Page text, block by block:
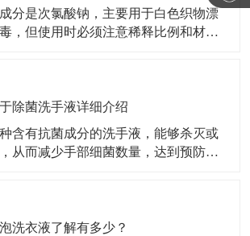
分是次氯酸钠，主要用于白色织物漂
，但使用时必须注意稀释比例和材质
需严格区分场景，不同用途的稀释比
较大。白色衣物漂白适用范围：仅用
除菌洗手液详细介绍
含有抗菌成分的洗手液，能够杀灭或
从而减少手部细菌数量，达到预防疾
脂污垢乳化，使其从皮肤上脱落下
稠剂：常用的有无机盐等，能使洗手
洗衣液了解有多少？